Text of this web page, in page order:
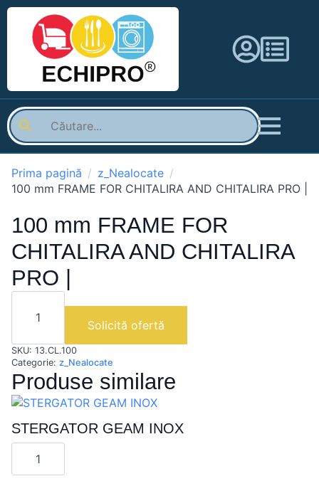
Prima pagină
z_Nealocate
100 mm FRAME FOR CHITALIRA AND CHITALIRA PRO |
100 mm FRAME FOR
CHITALIRA AND CHITALIRA
PRO |
Cantitate
FOR
CHITALIRA
AND
CHITALIRA
PRO
|
Solicită ofertă
SKU: 13.CL.100
Categorie: z_Nealocate
Produse similare
STERGATOR GEAM INOX
Cantitate
STERGATOR